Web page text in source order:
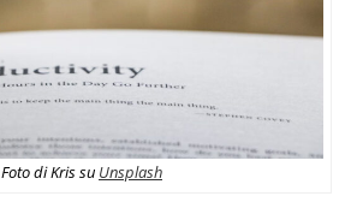
Foto di Kris su Unsplash